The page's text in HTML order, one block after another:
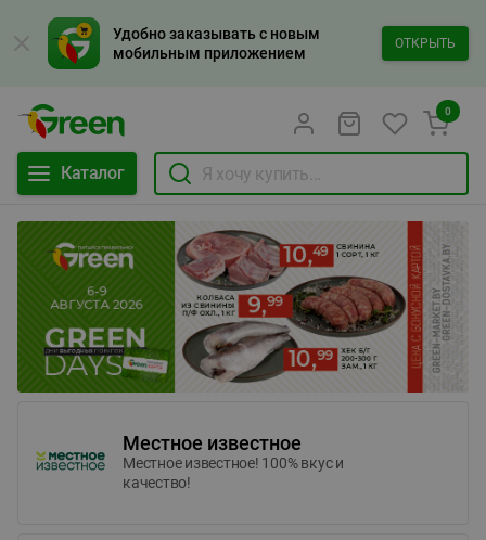
Удобно заказывать с новым
мобильным приложением
ОТКРЫТЬ
Каталог
0
Местное известное
Местное известное! 100% вкус и
качество!